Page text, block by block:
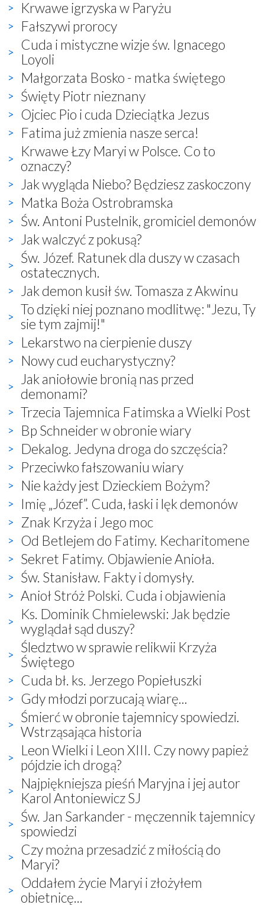
Krwawe igrzyska w Paryżu
Fałszywi prorocy
Cuda i mistyczne wizje św. Ignacego
Loyoli
Małgorzata Bosko - matka świętego
Święty Piotr nieznany
Ojciec Pio i cuda Dzieciątka Jezus
Fatima już zmienia nasze serca!
Krwawe Łzy Maryi w Polsce. Co to
oznaczy?
Jak wygląda Niebo? Będziesz zaskoczony
Matka Boża Ostrobramska
Św. Antoni Pustelnik, gromiciel demonów
Jak walczyć z pokusą?
Św. Józef. Ratunek dla duszy w czasach
ostatecznych.
Jak demon kusił św. Tomasza z Akwinu
To dzięki niej poznano modlitwę: "Jezu, Ty
sie tym zajmij!"
Lekarstwo na cierpienie duszy
Nowy cud eucharystyczny?
Jak aniołowie bronią nas przed
demonami?
Trzecia Tajemnica Fatimska a Wielki Post
Bp Schneider w obronie wiary
Dekalog. Jedyna droga do szczęścia?
Przeciwko fałszowaniu wiary
Nie każdy jest Dzieckiem Bożym?
Imię „Józef”. Cuda, łaski i lęk demonów
Znak Krzyża i Jego moc
Od Betlejem do Fatimy. Kecharitomene
Sekret Fatimy. Objawienie Anioła.
Św. Stanisław. Fakty i domysły.
Anioł Stróż Polski. Cuda i objawienia
Ks. Dominik Chmielewski: Jak będzie
wyglądał sąd duszy?
Śledztwo w sprawie relikwii Krzyża
Świętego
Cuda bł. ks. Jerzego Popiełuszki
Gdy młodzi porzucają wiarę...
Śmierć w obronie tajemnicy spowiedzi.
Wstrząsająca historia
Leon Wielki i Leon XIII. Czy nowy papież
pójdzie ich drogą?
Najpiękniejsza pieśń Maryjna i jej autor
Karol Antoniewicz SJ
Św. Jan Sarkander - męczennik tajemnicy
spowiedzi
Czy można przesadzić z miłością do
Maryi?
Oddałem życie Maryi i złożyłem
obietnicę...